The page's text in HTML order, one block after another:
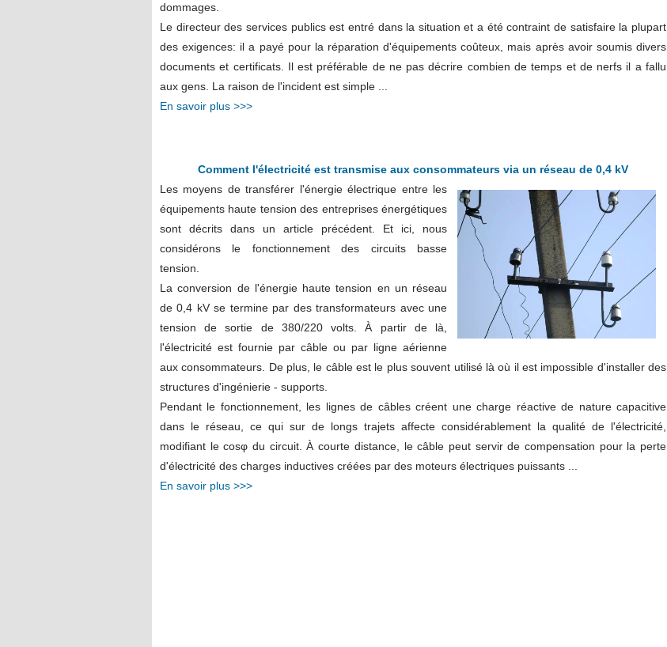
dommages.
Le directeur des services publics est entré dans la situation et a été contraint de satisfaire la plupart
des exigences: il a payé pour la réparation d'équipements coûteux, mais après avoir soumis divers
documents et certificats. Il est préférable de ne pas décrire combien de temps et de nerfs il a fallu
aux gens. La raison de l'incident est simple ...
En savoir plus >>>
Comment l'électricité est transmise aux consommateurs via un réseau de 0,4 kV
Les moyens de transférer l'énergie électrique entre les
équipements haute tension des entreprises énergétiques
sont décrits dans un article précédent. Et ici, nous
considérons le fonctionnement des circuits basse
tension.
La conversion de l'énergie haute tension en un réseau
de 0,4 kV se termine par des transformateurs avec une
tension de sortie de 380/220 volts. À partir de là,
l'électricité est fournie par câble ou par ligne aérienne
aux consommateurs. De plus, le câble est le plus souvent utilisé là où il est impossible d'installer des
structures d'ingénierie - supports.
Pendant le fonctionnement, les lignes de câbles créent une charge réactive de nature capacitive
dans le réseau, ce qui sur de longs trajets affecte considérablement la qualité de l'électricité,
modifiant le cosφ du circuit. À courte distance, le câble peut servir de compensation pour la perte
d'électricité des charges inductives créées par des moteurs électriques puissants ...
En savoir plus >>>